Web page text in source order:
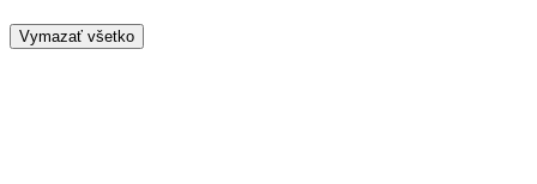
Vymazať všetko